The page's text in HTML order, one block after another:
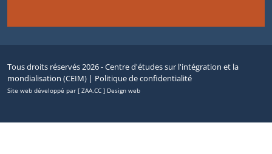
Tous droits réservés 2026 - Centre d'études sur l'intégration et la
mondialisation (CEIM) | Politique de confidentialité
Site web développé par [ ZAA.CC ] Design web